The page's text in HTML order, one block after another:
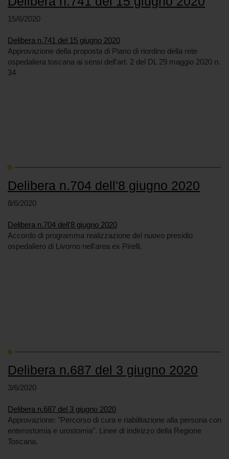
15/6/2020
Delibera n.741 del 15 giugno 2020
Approvazione della proposta di Piano di riordino della rete
ospedaliera toscana ai sensi dell'art. 2 del DL 29 maggio 2020 n.
34
Delibera n.704 dell'8 giugno 2020
8/6/2020
Delibera n.704 dell'8 giugno 2020
Accordo di programma realizzazione del nuovo presidio
ospedaliero di Livorno nell'area ex Pirelli.
Delibera n.687 del 3 giugno 2020
3/6/2020
Delibera n.687 del 3 giugno 2020
Approvazione: "Percorso di cura e riabilitazione alla persona con
enterostomia e urostomia". Linee di indirizzo della Regione
Toscana.